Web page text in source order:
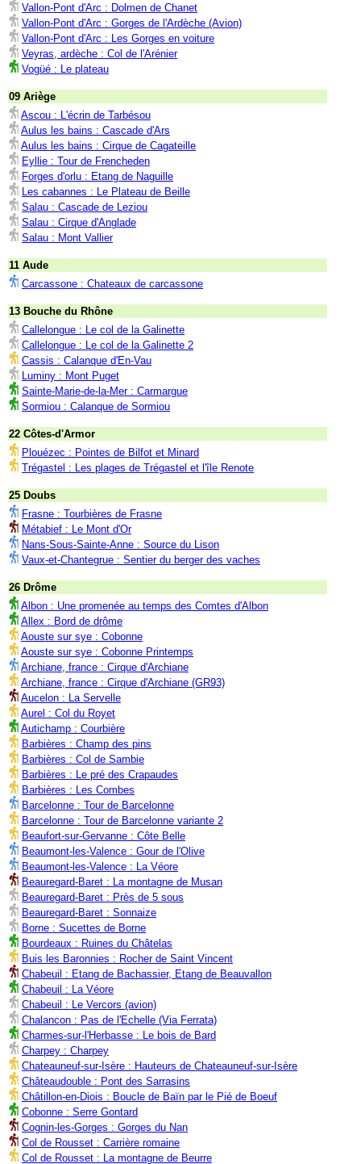
Vallon-Pont d'Arc : Dolmen de Chanet
Vallon-Pont d'Arc : Gorges de l'Ardèche (Avion)
Vallon-Pont d'Arc : Les Gorges en voiture
Veyras, ardèche : Col de l'Arénier
Vogüé : Le plateau
09 Ariège
Ascou : L'écrin de Tarbésou
Aulus les bains : Cascade d'Ars
Aulus les bains : Cirque de Cagateille
Eyllie : Tour de Frencheden
Forges d'orlu : Etang de Naguille
Les cabannes : Le Plateau de Beille
Salau : Cascade de Leziou
Salau : Cirque d'Anglade
Salau : Mont Vallier
11 Aude
Carcassone : Chateaux de carcassone
13 Bouche du Rhône
Callelongue : Le col de la Galinette
Callelongue : Le col de la Galinette 2
Cassis : Calanque d'En-Vau
Luminy : Mont Puget
Sainte-Marie-de-la-Mer : Carmargue
Sormiou : Calanque de Sormiou
22 Côtes-d'Armor
Plouézec : Pointes de Bilfot et Minard
Trégastel : Les plages de Trégastel et l'île Renote
25 Doubs
Frasne : Tourbières de Frasne
Métabief : Le Mont d'Or
Nans-Sous-Sainte-Anne : Source du Lison
Vaux-et-Chantegrue : Sentier du berger des vaches
26 Drôme
Albon : Une promenée au temps des Comtes d'Albon
Allex : Bord de drôme
Aouste sur sye : Cobonne
Aouste sur sye : Cobonne Printemps
Archiane, france : Cirque d'Archiane
Archiane, france : Cirque d'Archiane (GR93)
Aucelon : La Servelle
Aurel : Col du Royet
Autichamp : Courbière
Barbières : Champ des pins
Barbières : Col de Sambie
Barbières : Le pré des Crapaudes
Barbières : Les Combes
Barcelonne : Tour de Barcelonne
Barcelonne : Tour de Barcelonne variante 2
Beaufort-sur-Gervanne : Côte Belle
Beaumont-les-Valence : Gour de l'Olive
Beaumont-les-Valence : La Véore
Beauregard-Baret : La montagne de Musan
Beauregard-Baret : Près de 5 sous
Beauregard-Baret : Sonnaize
Borne : Sucettes de Borne
Bourdeaux : Ruines du Châtelas
Buis les Baronnies : Rocher de Saint Vincent
Chabeuil : Etang de Bachassier, Etang de Beauvallon
Chabeuil : La Véore
Chabeuil : Le Vercors (avion)
Chalancon : Pas de l'Echelle (Via Ferrata)
Charmes-sur-l'Herbasse : Le bois de Bard
Charpey : Charpey
Chateauneuf-sur-Isère : Hauteurs de Chateauneuf-sur-Isère
Châteaudouble : Pont des Sarrasins
Châtillon-en-Diois : Boucle de Baïn par le Pié de Boeuf
Cobonne : Serre Gontard
Cognin-les-Gorges : Gorges du Nan
Col de Rousset : Carrière romaine
Col de Rousset : La montagne de Beurre